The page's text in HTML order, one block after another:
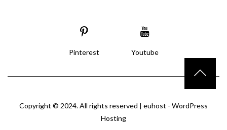
Pinterest Youtube
Copyright © 2024. All rights reserved | euhost - WordPress
Hosting